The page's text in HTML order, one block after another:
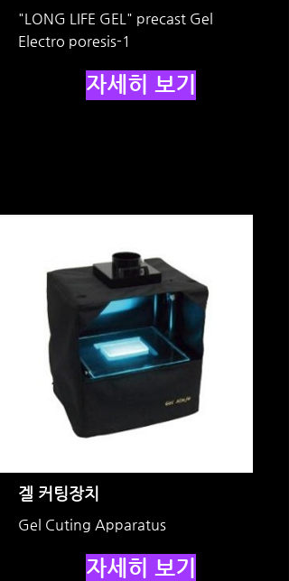
"LONG LIFE GEL" precast Gel
Electro poresis-1
자세히 보기
겔 커팅장치
Gel Cuting Apparatus
자세히 보기